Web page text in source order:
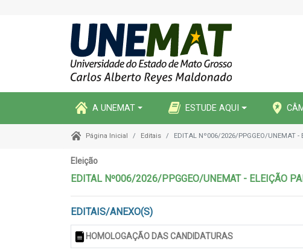
A UNEMAT ESTUDE AQUI
Página Inicial Editais EDITAL Nº006/2026/PPGGEO/UNEMAT -
Eleição
EDITAL Nº006/2026/PPGGEO/UNEMAT - ELEIÇÃO
EDITAIS/ANEXO(S)
HOMOLOGAÇÃO DAS CANDIDATURAS